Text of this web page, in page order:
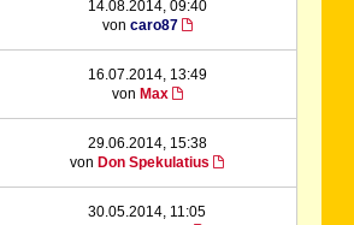
14.08.2014, 09:40
von caro87
16.07.2014, 13:49
von Max
29.06.2014, 15:38
von Don Spekulatius
30.05.2014, 11:05